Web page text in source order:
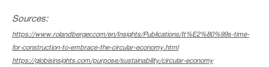
Sources:
https://www.rolandberger.com/en/Insights/Publications/It%E2%80%99s-time-
for-construction-to-embrace-the-circular-economy.html
https://globisinsights.com/purpose/sustainability/circular-economy